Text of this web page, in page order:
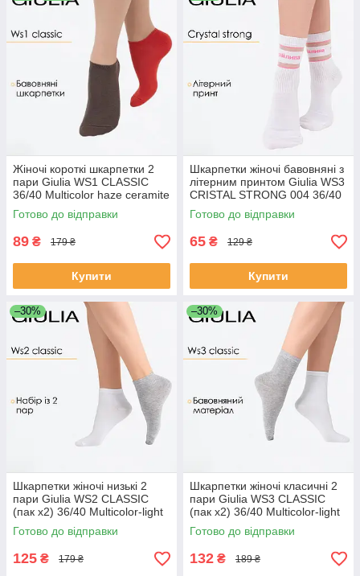
Жіночі короткі шкарпетки 2
пари Giulia WS1 CLASSIC
36/40 Multicolor haze ceramite
низькі шкарпетки Джулія
класичні
Готово до відправки
89 ₴ 179 ₴
Купити
Шкарпетки жіночі бавовняні з
літерним принтом Giulia WS3
CRISTAL STRONG 004 36/40
White-white/rose, високі
комфортні шкарпетки
Готово до відправки
65 ₴ 129 ₴
Купити
–30%
Шкарпетки жіночі низькі 2
пари Giulia WS2 CLASSIC
(пак х2) 36/40 Multicolor-light
grey melange/white,
бавовняні повсякденні
Готово до відправки
125 ₴ 179 ₴
–30%
Шкарпетки жіночі класичні 2
пари Giulia WS3 CLASSIC
(пак х2) 36/40 Multicolor-light
grey melange/white,
бавовняні високі
Готово до відправки
132 ₴ 189 ₴